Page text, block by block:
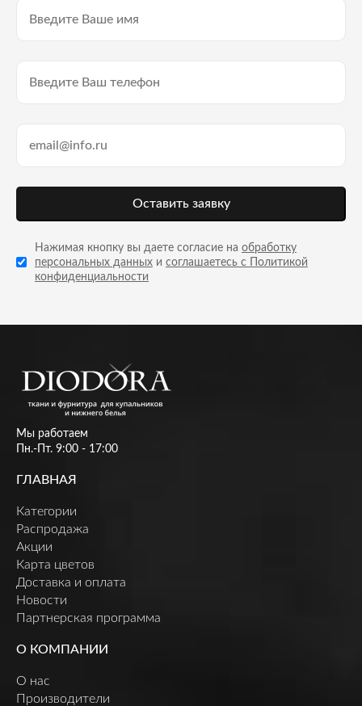
Оставить заявку
Нажимая кнопку вы даете согласие на обработку
персональных данных и соглашаетесь с Политикой
конфиденциальности
Мы работаем
Пн.-Пт. 9:00 - 17:00
ГЛАВНАЯ
Категории
Распродажа
Акции
Карта цветов
Доставка и оплата
Новости
Партнерская программа
О КОМПАНИИ
О нас
Производители